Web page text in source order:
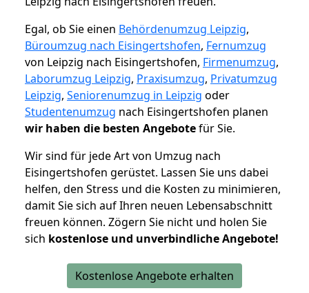
Egal, ob Sie einen Behördenumzug Leipzig,
Büroumzug nach Eisingertshofen, Fernumzug
von Leipzig nach Eisingertshofen, Firmenumzug,
Laborumzug Leipzig, Praxisumzug, Privatumzug
Leipzig, Seniorenumzug in Leipzig oder
Studentenumzug nach Eisingertshofen planen
wir haben die besten Angebotefür Sie.
Wir sind für jede Art von Umzug nach
Eisingertshofen gerüstet. Lassen Sie uns dabei
helfen, den Stress und die Kosten zu minimieren,
damit Sie sich auf Ihren neuen Lebensabschnitt
freuen können. Zögern Sie nicht und holen Sie
sich kostenlose und unverbindliche Angebote!
Kostenlose Angebote erhalten